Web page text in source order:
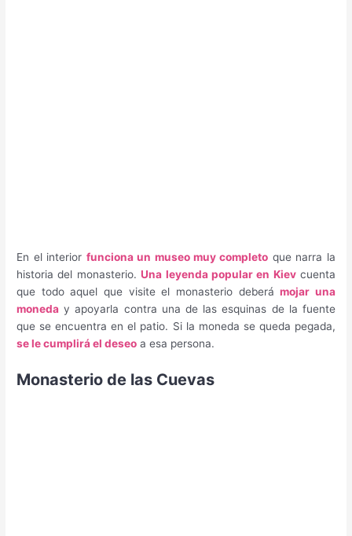
En el interior funciona un museo muy completo que narra la
historia del monasterio.Una leyenda popular en Kievcuenta
que todo aquel que visite el monasterio deberámojar una
moneda y apoyarla contra una de las esquinas de la fuente
que se encuentra en el patio. Si la moneda se queda pegada,
se le cumplirá el deseo a esa persona.
Monasterio de las Cuevas